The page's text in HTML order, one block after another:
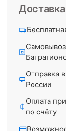
Отправка
России
Оплата
по счёту